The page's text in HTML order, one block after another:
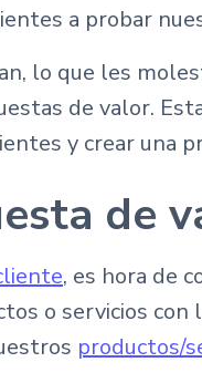
a probar
lo que les
de valor.
y crear una
de
, es hora de
o servicios
productos/